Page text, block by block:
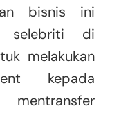
bisnis ini
selebriti di
melakukan
kepada
mentransfer